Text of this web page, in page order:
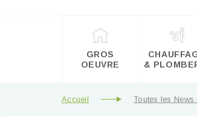
GROS
OEUVRE
&
Accueil Toutes les News